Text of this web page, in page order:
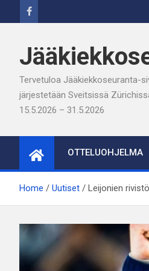
to
Tervetuloa Jääkiekkoseuranta-
järjestetään Sveitsissä
15.5.2026 – 31.5.2026
OTTELUOHJELMA
Home Uutiset Leijonien